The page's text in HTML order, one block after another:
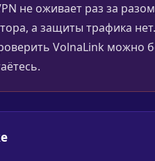
не оживает раз за
а защиты трафика
VolnaLink можно